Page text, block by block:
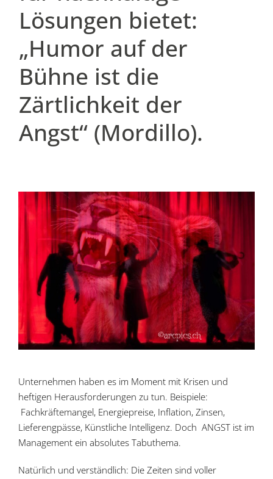
Lösungen bietet:
„Humor auf der
Bühne ist die
Zärtlichkeit der
Angst“ (Mordillo).
Unternehmen haben es im Moment mit Krisen und
heftigen Herausforderungen zu tun. Beispiele:
Fachkräftemangel, Energiepreise, Inflation, Zinsen,
Lieferengpässe, Künstliche Intelligenz. Doch ANGST ist im
Management ein absolutes Tabuthema.
Natürlich und verständlich: Die Zeiten sind voller